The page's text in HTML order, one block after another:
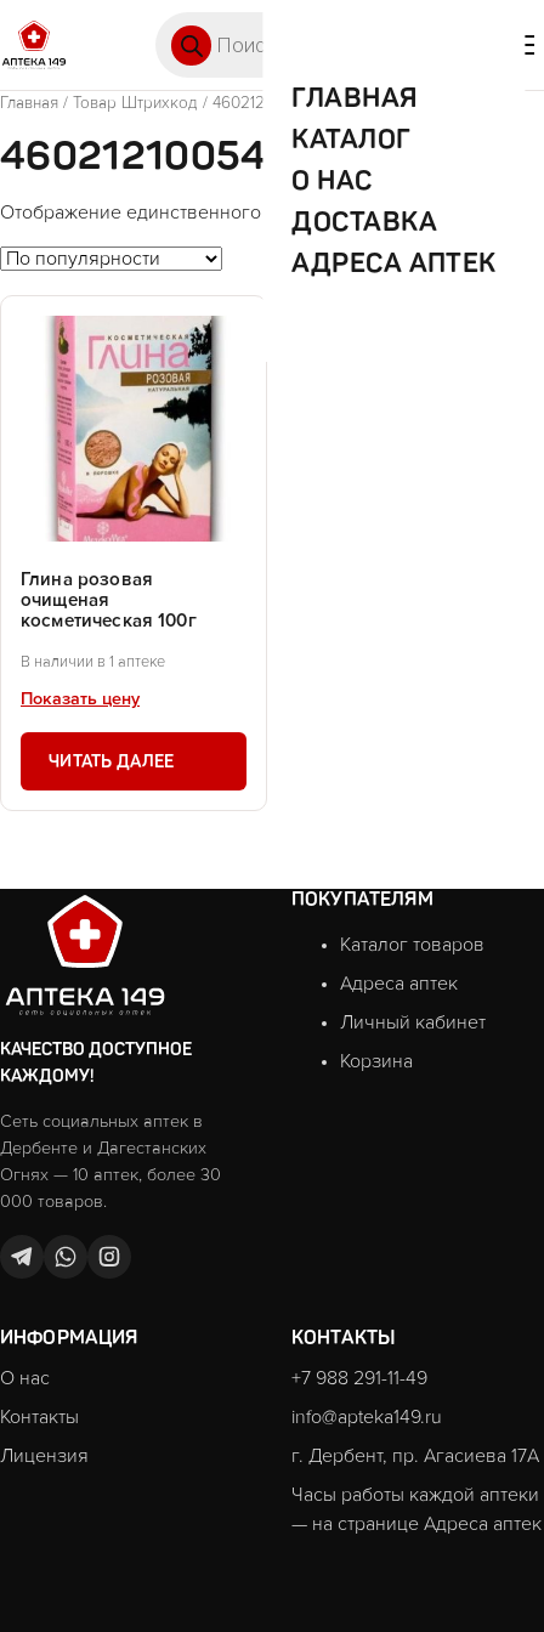
ГЛАВНАЯ
КАТАЛОГ
О НАС
ДОСТАВКА
АДРЕСА АПТЕК
Главная / Товар Штрихкод / 4602121005481
4602121005481
Отображение единственного товара
Глина розовая
очищеная
косметическая 100г
В наличии в 1 аптеке
Показать цену
ЧИТАТЬ ДАЛЕЕ
КАЧЕСТВО ДОСТУПНОЕ
КАЖДОМУ!
Сеть социальных аптек в
Дербенте и Дагестанских
Огнях — 10 аптек, более 30
000 товаров.
ПОКУПАТЕЛЯМ
Каталог товаров
Адреса аптек
Личный кабинет
Корзина
ИНФОРМАЦИЯ
О нас
Контакты
Лицензия
КОНТАКТЫ
+7 988 291-11-49
info@apteka149.ru
г. Дербент, пр. Агасиева 17А
Часы работы каждой аптеки
— на странице Адреса аптек